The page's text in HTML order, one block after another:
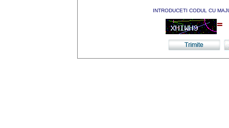
INTRODUCETI CODUL CU
=